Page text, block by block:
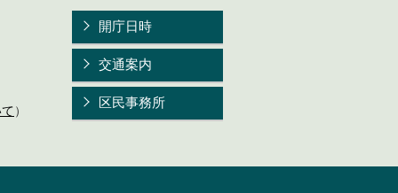
）
開庁日時
交通案内
区民事務所